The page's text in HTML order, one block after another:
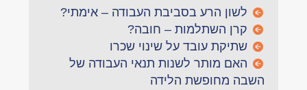
לשון הרע בסביבת העבודה – אימתי?
קרן השתלמות – חובה?
שתיקת עובד על שינוי שכרו
האם מותר לשנות תנאי העבודה של
השבה מחופשת הלידה